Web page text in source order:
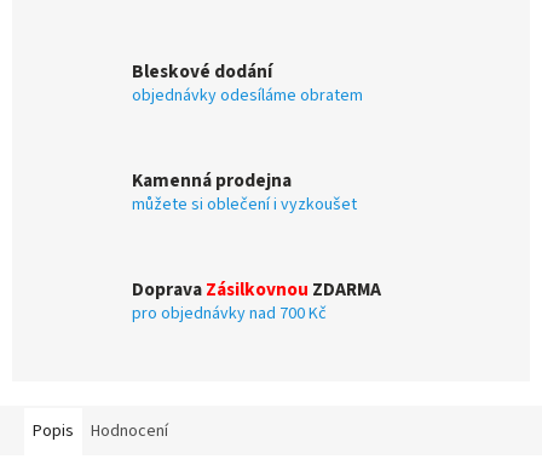
Bleskové dodání
objednávky odesíláme obratem
Kamenná prodejna
můžete si oblečení i vyzkoušet
DopravaZásilkovnou ZDARMA
pro objednávky nad 700 Kč
Popis Hodnocení